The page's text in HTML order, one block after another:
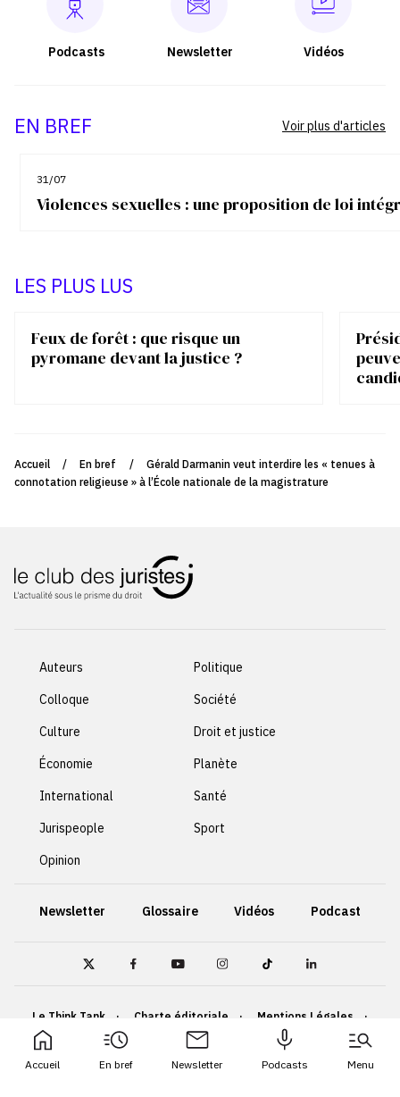
Accueil En bref Newsletter Podcasts Menu
Podcasts Newsletter Vidéos
EN BREF
31/07
Violences sexuelles : une proposition de loi
Voir plus d'articles
LES PLUS LUS
Feux de forêt : que risque un
pyromane devant la justice ?
Accueil / En bref /
Gérald Darmanin veut interdire les « tenues à
connotation religieuse » à l’École nationale de la magistrature
Auteurs
Colloque
Culture
Économie
International
Jurispeople
Opinion
Politique
Société
Droit et justice
Planète
Santé
Sport
Newsletter Glossaire Vidéos Podcast
Le Think Tank Charte éditoriale
Mentions Légales
Politique de confidentialité
Cookies
Accessibilité : non conforme
Plan du site